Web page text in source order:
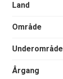
Land
Område
Underområde
Årgang